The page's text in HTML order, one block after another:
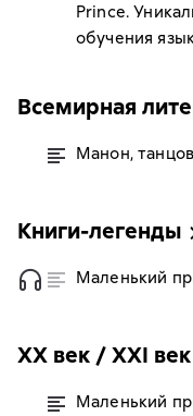
Prince.
обучения
Всемирная
Манон,
Книги-легенды
Маленький
XX век / XXI
Маленький